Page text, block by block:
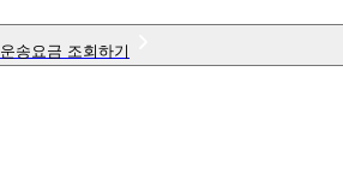
운송요금 조회하기